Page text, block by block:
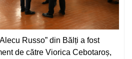
Russo” din Bălți a fost
de către Viorica Cebotaroș,